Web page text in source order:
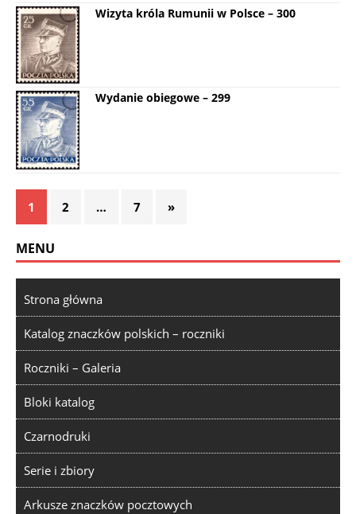
Wizyta króla Rumunii w Polsce – 300
Wydanie obiegowe – 299
1 2 … 7 »
MENU
Strona główna
Katalog znaczków polskich – roczniki
Roczniki – Galeria
Bloki katalog
Czarnodruki
Serie i zbiory
Arkusze znaczków pocztowych